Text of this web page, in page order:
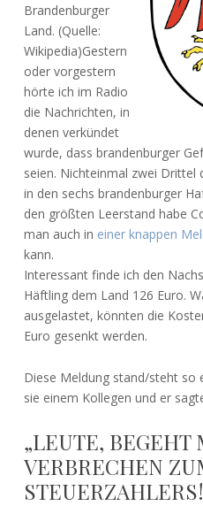
Brandenburger
Land. (Quelle:
Wikipedia)Gestern
oder vorgestern
hörte ich im Radio
die Nachrichten, in
denen verkündet
wurde, dass brandenburger
seien. Nichteinmal zwei Drittel
in den sechs brandenburger
den größten Leerstand habe
man auch in einer knappen
kann.
Interessant finde ich den
Häftling dem Land 126 Euro.
ausgelastet, könnten die
Euro gesenkt werden.
Diese Meldung stand/steht so
sie einem Kollegen und er
„LEUTE, BEGEHT
VERBRECHEN